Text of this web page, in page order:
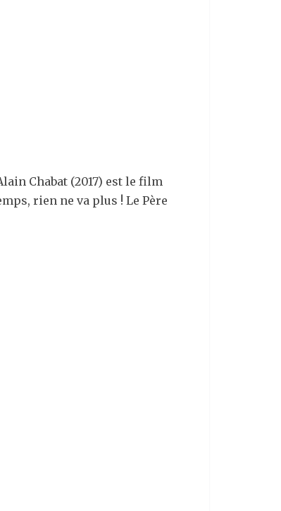
Chabat (2017) est le film
rien ne va plus ! Le Père